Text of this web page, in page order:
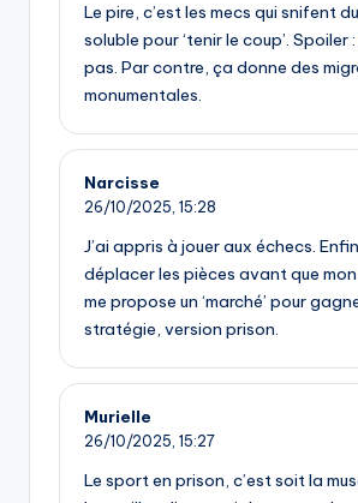
Le pire, c’est les mecs qui snifent
soluble pour ‘tenir le coup’. Spoiler
pas. Par contre, ça donne des
monumentales.
Narcisse
26/10/2025, 15:28
J’ai appris à jouer aux échecs.
déplacer les pièces avant que
me propose un ‘marché’ pour
stratégie, version prison.
Murielle
26/10/2025, 15:27
Le sport en prison, c’est soit la